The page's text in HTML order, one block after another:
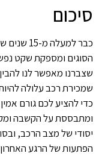
סיכום
כבר
הסוגים ומספקת שקט
שצברנו מאפשר לנו
שמכירת רכב עלולה
כדי להציע לכם גורם
ומתבססת על הקשבה
יסודי של מצב הרכב,
הפתעות של הרגע האחרון